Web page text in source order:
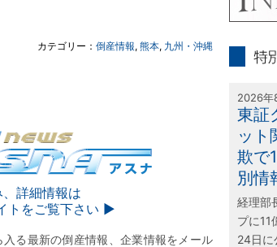
カテゴリー： 倒産情報, 熊本, 九州・沖縄
詳細情報は
トをご覧下さい ▶︎
る最新の倒産情報、企業情報をメール
2026年
東証
ット
欺で
別情
経理部
プに11
24日に